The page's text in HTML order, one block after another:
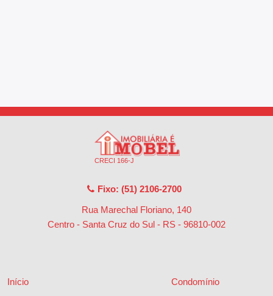
CRECI 166-J
Fixo: (51) 2106-2700
Rua Marechal Floriano, 140
Centro - Santa Cruz do Sul - RS - 96810-002
Início Condomínio